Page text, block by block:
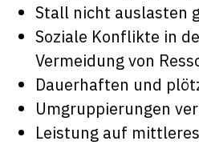
Stall nicht auslasten
Soziale Konflikte in
Vermeidung von
Dauerhaften und
Umgruppierungen
Leistung auf